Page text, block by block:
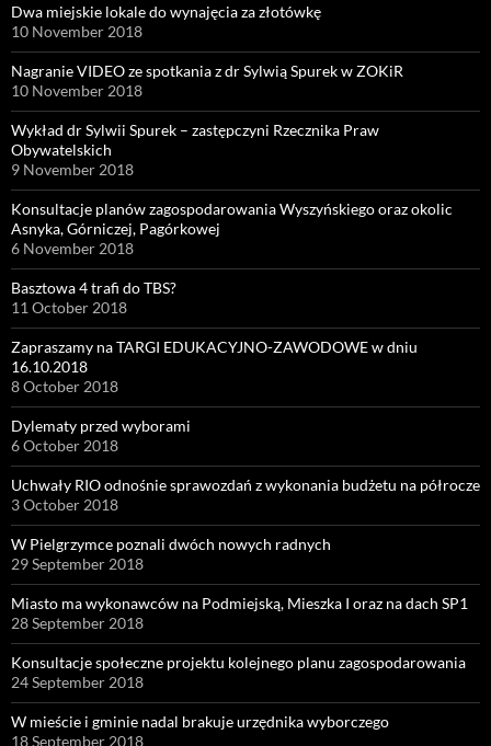
Dwa miejskie lokale do wynajęcia za złotówkę
10 November 2018
Nagranie VIDEO ze spotkania z dr Sylwią Spurek w ZOKiR
10 November 2018
Wykład dr Sylwii Spurek – zastępczyni Rzecznika Praw
Obywatelskich
9 November 2018
Konsultacje planów zagospodarowania Wyszyńskiego oraz okolic
Asnyka, Górniczej, Pagórkowej
6 November 2018
Basztowa 4 trafi do TBS?
11 October 2018
Zapraszamy na TARGI EDUKACYJNO-ZAWODOWE w dniu
16.10.2018
8 October 2018
Dylematy przed wyborami
6 October 2018
Uchwały RIO odnośnie sprawozdań z wykonania budżetu na półrocze
3 October 2018
W Pielgrzymce poznali dwóch nowych radnych
29 September 2018
Miasto ma wykonawców na Podmiejską, Mieszka I oraz na dach SP1
28 September 2018
Konsultacje społeczne projektu kolejnego planu zagospodarowania
24 September 2018
W mieście i gminie nadal brakuje urzędnika wyborczego
18 September 2018